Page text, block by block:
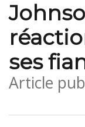
ses
Article